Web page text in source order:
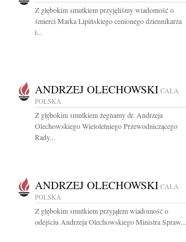
Z głębokim smutkiem przyjęliśmy wiadomość o
śmierci Marka Lipińskiego cenionego dziennikarza
i...
ANDRZEJ OLECHOWSKI CAŁA
POLSKA
Z głębokim smutkiem żegnamy dr. Andrzeja
Olechowskiego Wieloletniego Przewodniczącego
Rady...
ANDRZEJ OLECHOWSKI CAŁA
POLSKA
Z głębokim smutkiem przyjąłem wiadomość o
odejściu Andrzeja Olechowskiego Ministra Spraw...